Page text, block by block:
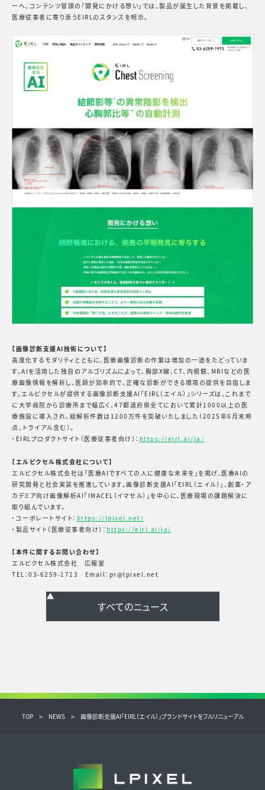
ーへ。コンテンツ冒頭の「開発にかける想い」では、製品が誕生した背景を掲載し、
医療従事者に寄り添うEIRLのスタンスを明示。
【画像診断支援AI技術について】
高度化するモダリティとともに、医療画像診断の作業は増加の一途をたどっていま
す。AIを活用した独自のアルゴリズムによって、胸部X線、CT、内視鏡、MRIなどの医
療画像情報を解析し、医師が効率的で、正確な診断ができる環境の提供を目指しま
す。エルピクセルが提供する画像診断支援AI「EIRL（エイル）」シリーズは、これまで
に大学病院から診療所まで幅広く、47都道府県全てにおいて累計1000以上の医
療施設に導入され、総解析件数は1200万件を突破いたしました（2025年6月末時
点、トライアル含む）。
・EIRLプロダクトサイト（医療従事者向け）： https://eirl.ai/ja/
【エルピクセル株式会社について】
エルピクセル株式会社は「医療AIですべての人に健康な未来を」を掲げ、医療AIの
研究開発と社会実装を推進しています。画像診断支援AI「EIRL（エイル）」、創薬・ア
カデミア向け画像解析AI「IMACEL（イマセル）」を中心に、医療現場の課題解決に
取り組んでいます。
・コーポレートサイト： https://lpixel.net/
・製品サイト（医療従事者向け）： https://eirl.ai/ja/
【本件に関するお問い合わせ】
エルピクセル株式会社 広報室
TEL：03-6259-1713 Email：pr@lpixel.net
TOP NEWS 画像診断支援AI「EIRL（エイル）」ブランドサイトをフルリニューアル